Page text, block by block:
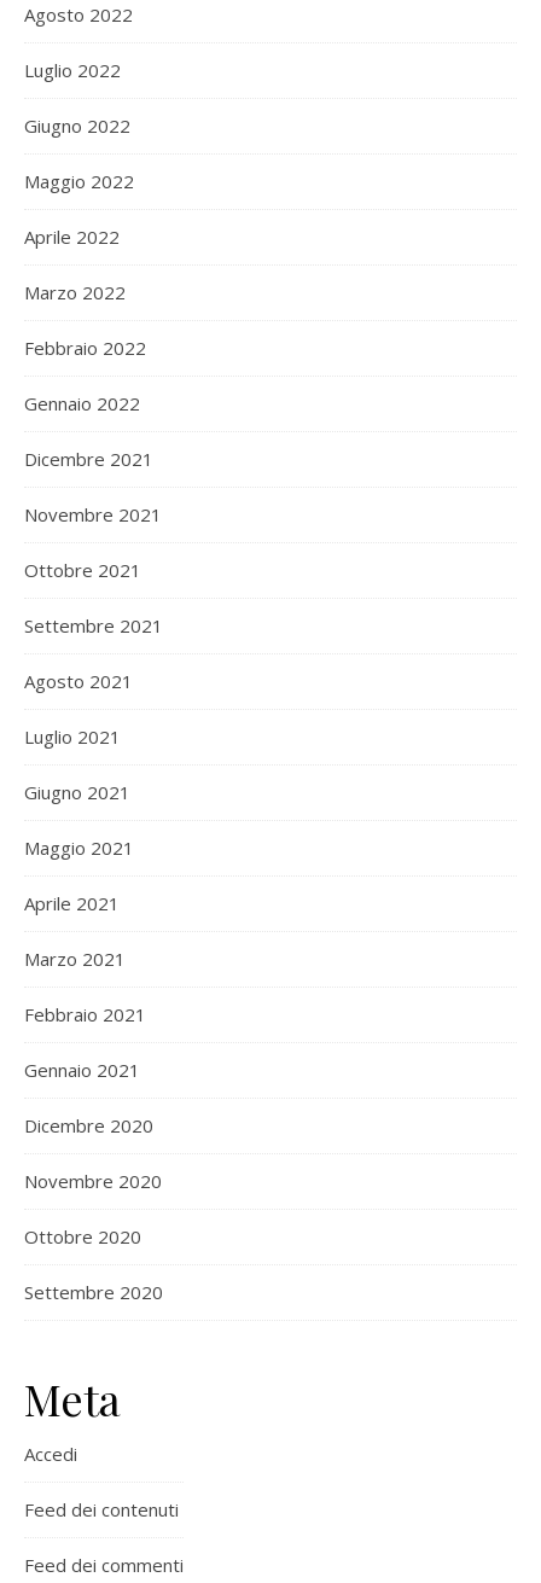
Agosto 2022
Luglio 2022
Giugno 2022
Maggio 2022
Aprile 2022
Marzo 2022
Febbraio 2022
Gennaio 2022
Dicembre 2021
Novembre 2021
Ottobre 2021
Settembre 2021
Agosto 2021
Luglio 2021
Giugno 2021
Maggio 2021
Aprile 2021
Marzo 2021
Febbraio 2021
Gennaio 2021
Dicembre 2020
Novembre 2020
Ottobre 2020
Settembre 2020
Meta
Accedi
Feed dei contenuti
Feed dei commenti